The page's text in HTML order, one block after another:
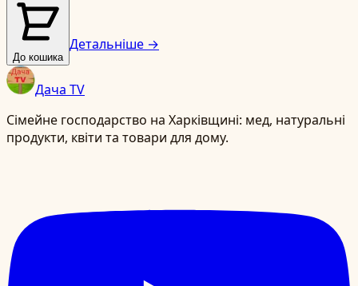
До кошика
Детальніше →
Дача TV
Сімейне господарство на Харківщині: мед, натуральні
продукти, квіти та товари для дому.